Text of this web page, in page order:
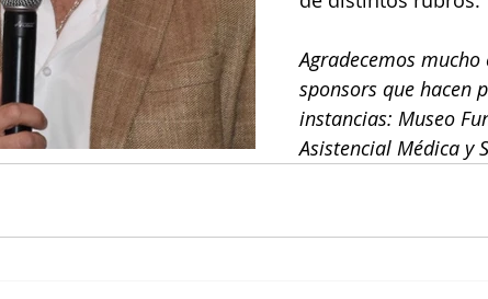
Agradecemos
sponsors que hacen
instancias: Museo
Asistencial Médica y